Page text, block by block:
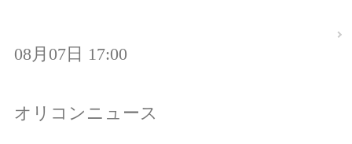
08月07日 17:00
オリコンニュース